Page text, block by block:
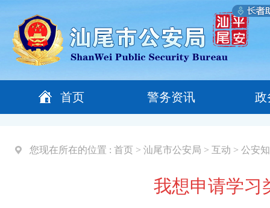
首页 警务资讯 政
您现在所在的位置 : 首页 > 汕尾市公安局 > 互动 > 公安
我想申请学习